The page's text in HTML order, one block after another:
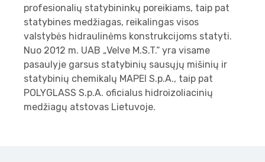
profesionalių statybininkų poreikiams, taip pat
statybines medžiagas, reikalingas visos
valstybės hidraulinėms konstrukcijoms statyti.
Nuo 2012 m. UAB „Velve M.S.T.“ yra visame
pasaulyje garsus statybinių sausųjų mišinių ir
statybinių chemikalų MAPEI S.p.A., taip pat
POLYGLASS S.p.A. oficialus hidroizoliacinių
medžiagų atstovas Lietuvoje.